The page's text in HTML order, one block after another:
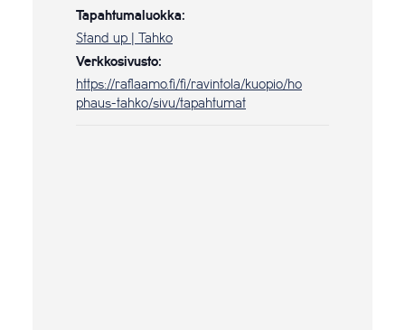
Tapahtumaluokka:
Stand up | Tahko
Verkkosivusto:
https://raflaamo.fi/fi/ravintola/kuopio/ho
phaus-tahko/sivu/tapahtumat